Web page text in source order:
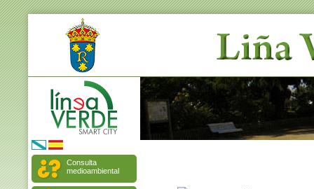
Consulta
medioambiental